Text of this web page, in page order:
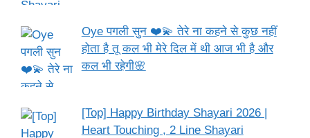
Oye पगली सुन ❤️💫 तेरे ना कहने से कुछ नहीं
होता है तू कल भी मेरे दिल में थी आज भी है और
कल भी रहेगी🌸
[Top] Happy Birthday Shayari 2026 |
Heart Touching , 2 Line Shayari